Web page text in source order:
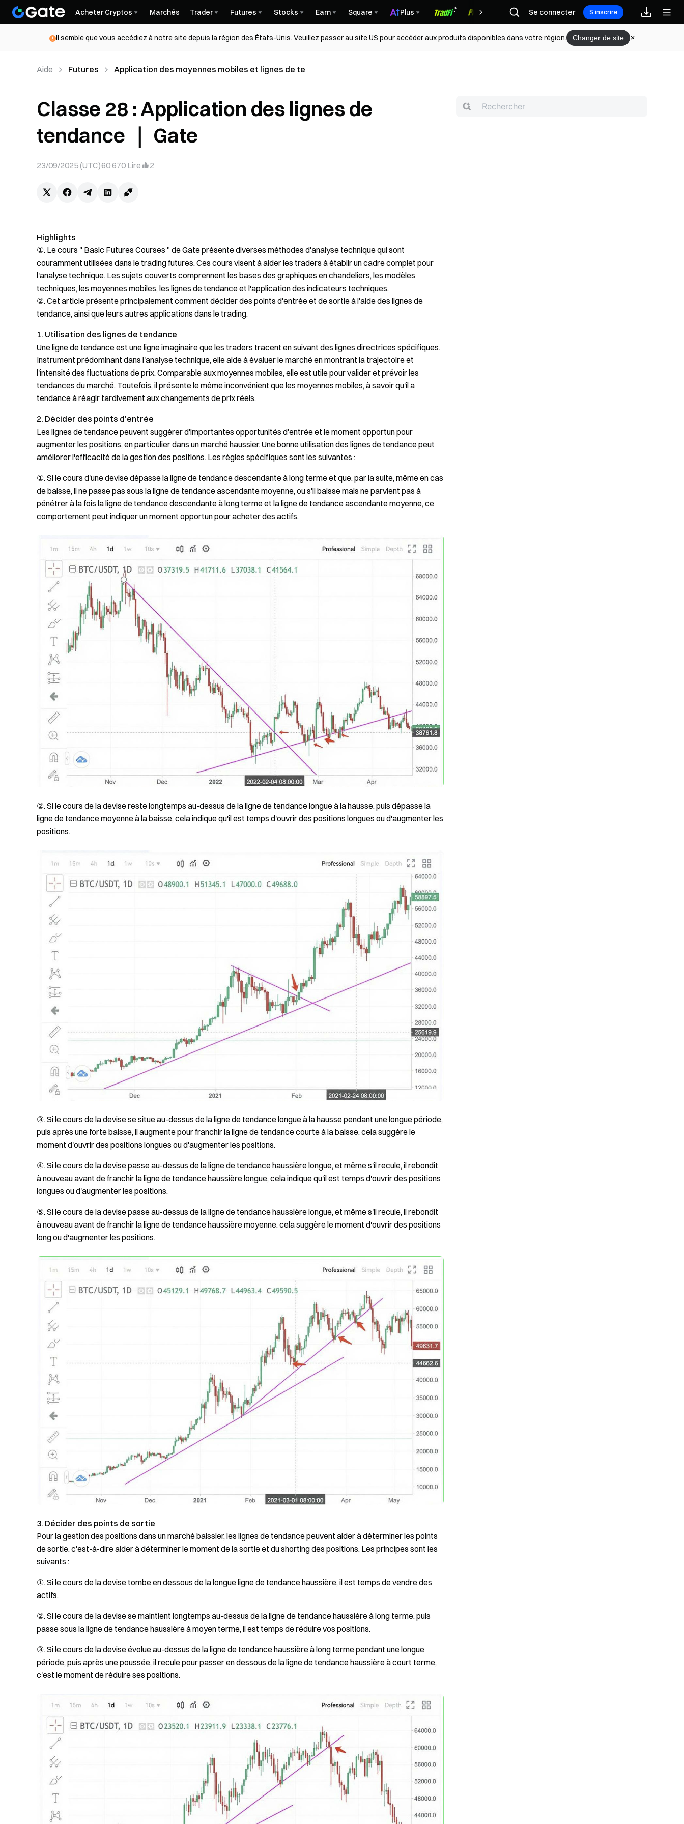
Acheter Cryptos Marchés Trader Futures Stocks Earn Square Plus Récompenses
Se connecter S’inscrire
Il semble que vous accédiez à notre site depuis la région des États-Unis. Veuillez passer au site US pour accéder aux produits disponibles dans votre région. Changer de site
Aide Futures Application des moyennes mobiles et lignes de te
Classe 28 : Application des lignes de
tendance ｜ Gate
23/09/2025 (UTC)60 670 Lire 2
Highlights
①. Le cours " Basic Futures Courses " de Gate présente diverses méthodes d'analyse technique qui sont
couramment utilisées dans le trading futures. Ces cours visent à aider les traders à établir un cadre complet pour
l'analyse technique. Les sujets couverts comprennent les bases des graphiques en chandeliers, les modèles
techniques, les moyennes mobiles, les lignes de tendance et l'application des indicateurs techniques.
②. Cet article présente principalement comment décider des points d'entrée et de sortie à l'aide des lignes de
tendance, ainsi que leurs autres applications dans le trading.
1. Utilisation des lignes de tendance
Une ligne de tendance est une ligne imaginaire que les traders tracent en suivant des lignes directrices spécifiques.
Instrument prédominant dans l'analyse technique, elle aide à évaluer le marché en montrant la trajectoire et
l'intensité des fluctuations de prix. Comparable aux moyennes mobiles, elle est utile pour valider et prévoir les
tendances du marché. Toutefois, il présente le même inconvénient que les moyennes mobiles, à savoir qu'il a
tendance à réagir tardivement aux changements de prix réels.
2. Décider des points d'entrée
Les lignes de tendance peuvent suggérer d'importantes opportunités d'entrée et le moment opportun pour
augmenter les positions, en particulier dans un marché haussier. Une bonne utilisation des lignes de tendance peut
améliorer l'efficacité de la gestion des positions. Les règles spécifiques sont les suivantes :
①. Si le cours d'une devise dépasse la ligne de tendance descendante à long terme et que, par la suite, même en cas
de baisse, il ne passe pas sous la ligne de tendance ascendante moyenne, ou s'il baisse mais ne parvient pas à
pénétrer à la fois la ligne de tendance descendante à long terme et la ligne de tendance ascendante moyenne, ce
comportement peut indiquer un moment opportun pour acheter des actifs.
②. Si le cours de la devise reste longtemps au-dessus de la ligne de tendance longue à la hausse, puis dépasse la
ligne de tendance moyenne à la baisse, cela indique qu'il est temps d'ouvrir des positions longues ou d'augmenter les
positions.
③. Si le cours de la devise se situe au-dessus de la ligne de tendance longue à la hausse pendant une longue période,
puis après une forte baisse, il augmente pour franchir la ligne de tendance courte à la baisse, cela suggère le
moment d'ouvrir des positions longues ou d'augmenter les positions.
④. Si le cours de la devise passe au-dessus de la ligne de tendance haussière longue, et même s'il recule, il rebondit
à nouveau avant de franchir la ligne de tendance haussière longue, cela indique qu'il est temps d'ouvrir des positions
longues ou d'augmenter les positions.
⑤. Si le cours de la devise passe au-dessus de la ligne de tendance haussière longue, et même s'il recule, il rebondit
à nouveau avant de franchir la ligne de tendance haussière moyenne, cela suggère le moment d'ouvrir des positions
long ou d'augmenter les positions.
3. Décider des points de sortie
Pour la gestion des positions dans un marché baissier, les lignes de tendance peuvent aider à déterminer les points
de sortie, c'est-à-dire aider à déterminer le moment de la sortie et du shorting des positions. Les principes sont les
suivants :
①. Si le cours de la devise tombe en dessous de la longue ligne de tendance haussière, il est temps de vendre des
actifs.
②. Si le cours de la devise se maintient longtemps au-dessus de la ligne de tendance haussière à long terme, puis
passe sous la ligne de tendance haussière à moyen terme, il est temps de réduire vos positions.
③. Si le cours de la devise évolue au-dessus de la ligne de tendance haussière à long terme pendant une longue
période, puis après une poussée, il recule pour passer en dessous de la ligne de tendance haussière à court terme,
c'est le moment de réduire ses positions.